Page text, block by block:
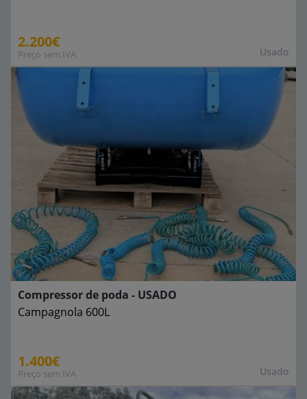
Usado
2.200€
Preço sem IVA
Usado
Compressor de poda - USADO
Campagnola 600L
1.400€
Preço sem IVA